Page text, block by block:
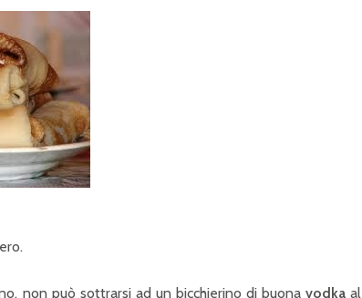
non può sottrarsi ad un bicchierino di buona vodkaal